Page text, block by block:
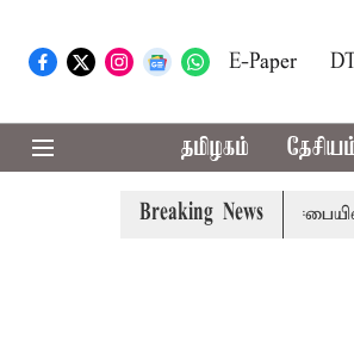
E-Paper
தமிழகம்
Breaking News
தடுமாற்றமா? சட்டசபையில்